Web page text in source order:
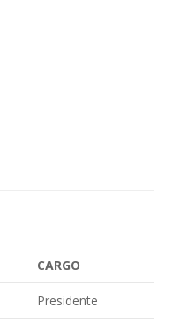
CARGO
Presidente